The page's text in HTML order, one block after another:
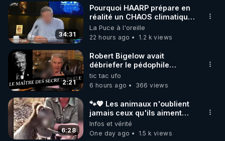
▶ 30 jours gratuit sur l’application de méditation et
de bien-être ENVOL :
Rendez-vous sur https://www.envol.app/code
le code : REGENERE
34:31
Pourquoi HAARP prépare en
réalité un CHAOS climatique,
on répond
La Puce à l'oreille
22 hours ago
1.2 k views
2:21
Robert Bigelow avait
débriefer le pédophile
génocidaire de donald j
trump
tic tac ufo
6 hours ago
366 views
6:28
🐾💖 Les animaux n'oublient
jamais ceux qu'ils aiment…
🥹❤️
Infos et vérité
One day ago
1.5 k views